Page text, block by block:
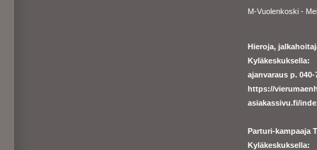
M-Vuolenkoski -
Hieroja,
Kyläkeskuksella:
ajanvaraus p.
https://
asiakassivu.fi/
Parturi-kampaaja
Kyläkeskuksella: